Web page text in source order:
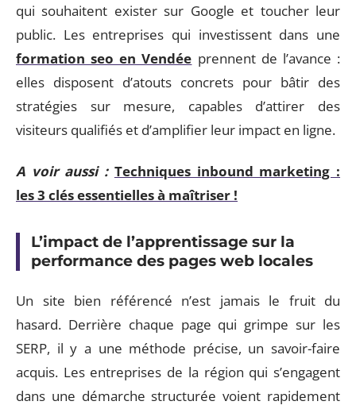
qui souhaitent exister sur Google et toucher leur
public. Les entreprises qui investissent dans une
formation seo en Vendée prennent de l’avance :
elles disposent d’atouts concrets pour bâtir des
stratégies sur mesure, capables d’attirer des
visiteurs qualifiés et d’amplifier leur impact en ligne.
A voir aussi : Techniques inbound marketing :
les 3 clés essentielles à maîtriser !
L’impact de l’apprentissage sur la
performance des pages web locales
Un site bien référencé n’est jamais le fruit du
hasard. Derrière chaque page qui grimpe sur les
SERP, il y a une méthode précise, un savoir-faire
acquis. Les entreprises de la région qui s’engagent
dans une démarche structurée voient rapidement